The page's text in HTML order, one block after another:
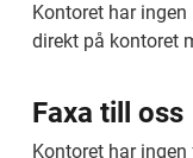
Kontoret har
direkt på kontoret
Faxa till oss
Kontoret har ingen